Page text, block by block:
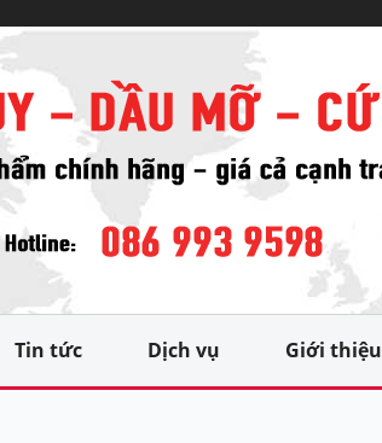
Tin tức Dịch vụ Giới thiệu